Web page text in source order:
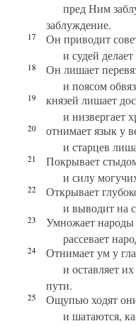
пред Ним
заблуждение.
17
Он приводит
и судей
18
Он лишает
и поясом
19
князей лишает
и низвергает
20
отнимает язык у
и старцев
21
Покрывает
и силу
22
Открывает
и выводит на
23
Умножает народы
рассевает
24
Отнимает ум у
и оставляет
пути.
25
Ощупью ходят
и шатаются,